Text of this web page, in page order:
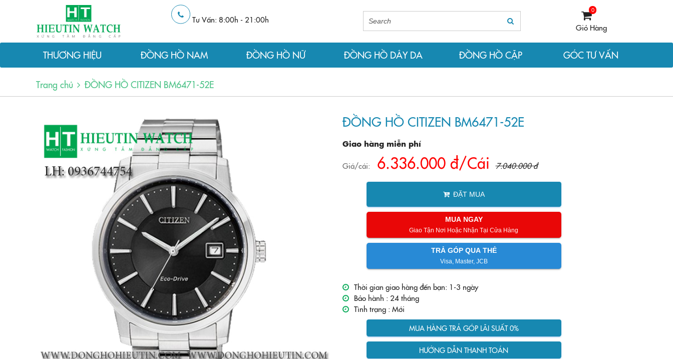
Tư Vấn: 8:00h - 21:00h
0
Giỏ Hàng
THƯƠNG HIỆU ĐỒNG HỒ NAM ĐỒNG HỒ NỮ ĐỒNG HỒ DÂY DA ĐỒNG HỒ CẶP GÓC TƯ VẤN
Trang chủ ĐỒNG HỒ CITIZEN BM6471-52E
ĐỒNG HỒ CITIZEN BM6471-52E
Giao hàng miễn phí
Giá/cái: 6.336.000 đ/Cái 7.040.000 đ
ĐẶT MUA
MUA NGAY
Giao Tận Nơi Hoặc Nhận Tại Cửa Hàng
TRẢ GÓP QUA THẺ
Visa, Master, JCB
Thời gian giao hàng đến bạn: 1-3 ngày
Bảo hành : 24 tháng
Tình trạng : Mới
MUA HÀNG TRẢ GÓP LÃI SUẤT 0%
HƯỚNG DẪN THANH TOÁN